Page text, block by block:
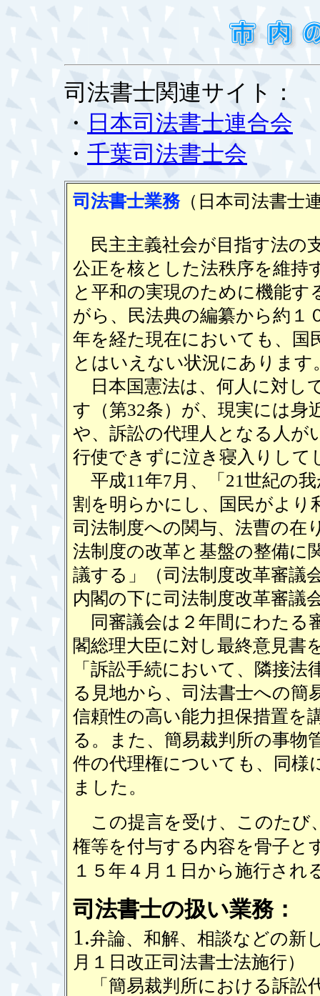
司法書士関連サイト：
・ 日本司法書士連合会
・ 千葉司法書士会
司法書士業務（日本司法書士
民主主義社会が目指す法の
公正を核とした法秩序を維持
と平和の実現のために機能
がら、民法典の編纂から約１
年を経た現在においても、国
とはいえない状況にあります
日本国憲法は、何人に対し
す（第32条）が、現実には
や、訴訟の代理人となる人が
行使できずに泣き寝入りし
平成11年7月、「21世紀の
割を明らかにし、国民がより
司法制度への関与、法曹の在
法制度の改革と基盤の整備に
議する」（司法制度改革審議
内閣の下に司法制度改革審議
同審議会は２年間にわたる
閣総理大臣に対し最終意見書
「訴訟手続において、隣接
る見地から、司法書士への簡
信頼性の高い能力担保措置を
る。また、簡易裁判所の事物
件の代理権についても、同様
ました。
この提言を受け、このたび
権等を付与する内容を骨子と
１５年４月１日から施行され
司法書士の扱い業務：
1.弁論、和解、相談などの新
月１日改正司法書士法施行）
「簡易裁判所における訴訟